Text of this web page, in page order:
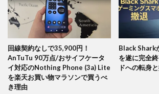
回線契約なしで35,900円！
AnTuTu 90万点/おサイフケータ
イ対応のNothing Phone (3a) Lite
を楽天お買い物マラソンで買うべ
き理由
Black Shark
を遂に完全
ドへの転身